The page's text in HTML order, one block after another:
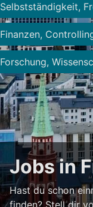
Selbstständigkeit,
Finanzen,
Forschung,
Jobs in
Hast du schon